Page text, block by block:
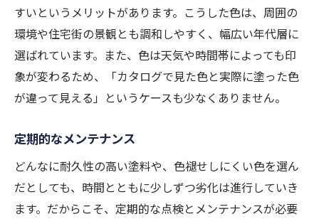
すいというメリットがあります。こうした色は、周囲の
環境や住宅街の景観とも調和しやすく、幅広い年代層に
選ばれています。また、色は天気や時間帯によっても印
象が変わるため、「カタログで見た色と実際に塗った色
が違って見える」というケースも少なくありません。
定期的なメンテナンス
どんなに耐久性の高い塗料や、色褪せしにくい色を選ん
だとしても、時間とともに少しずつ劣化は進行していき
ます。だからこそ、定期的な点検とメンテナンスが必要